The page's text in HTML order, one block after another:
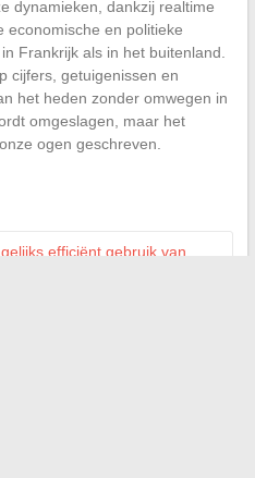
dynamieken, dankzij realtime
economische en politieke
Frankrijk als in het buitenland.
cijfers, getuigenissen en
het heden zonder omwegen in
omgeslagen, maar het
ogen geschreven.
efficiënt gebruik van